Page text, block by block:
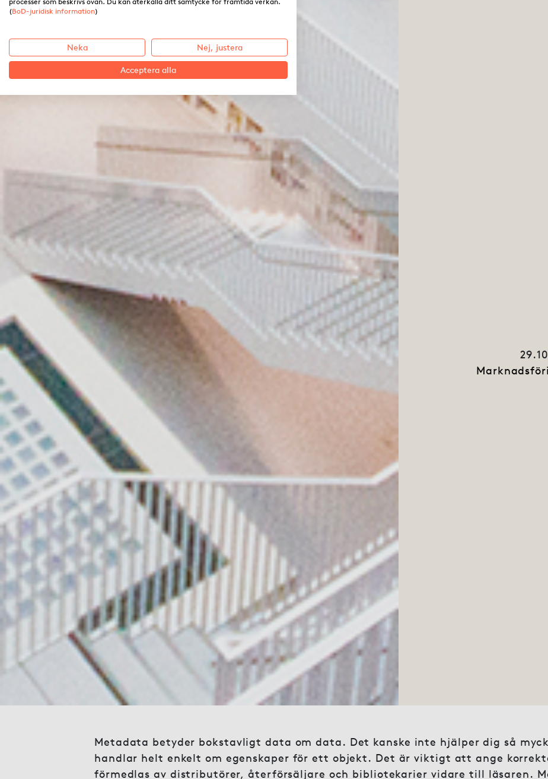
Metadata betyder bokstavligt data om data. Det kanske inte hjälper dig så
handlar helt enkelt om egenskaper för ett objekt. Det är viktigt att ange
förmedlas av distributörer, återförsäljare och bibliotekarier vidare till läsaren.
(BoD-juridisk information)
Neka Nej, justera
Acceptera alla